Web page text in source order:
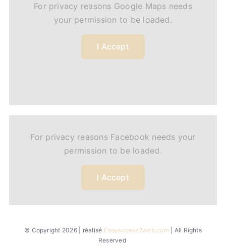
For privacy reasons Google Maps needs
your permission to be loaded.
I Accept
For privacy reasons Facebook needs your
permission to be loaded.
I Accept
© Copyright 2026 | réalisé Easyaccess2web.com| All Rights
Reserved